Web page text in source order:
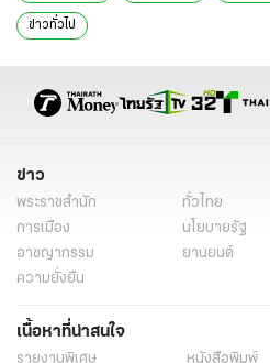
ข่าวทั่วไป
ข่าว
พระราชสำนัก ทั่วไทย
การเมือง
นโยบายรัฐ
อาชญากรรม
ยานยนต์
ความยั่งยืน
เนื้อหาที่น่าสนใจ
รายงานพิเศษ หนังสือพิมพ์